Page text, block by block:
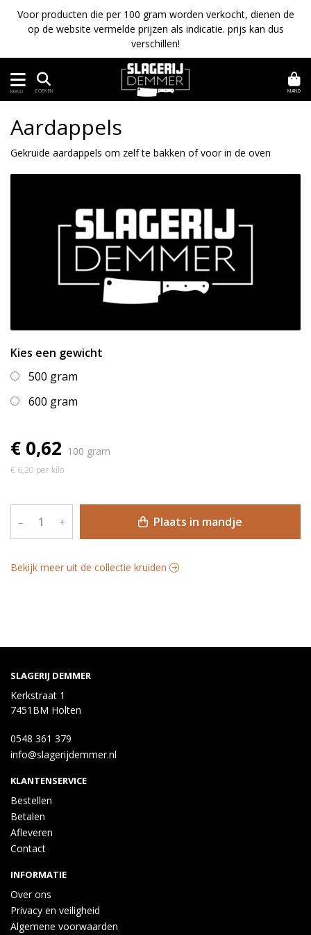
Voor producten die per 100 gram worden verkocht, dienen de
op de website vermelde prijzen als indicatie. prijs kan dus
verschillen!
MENU ZOEKEN MAND
Aardappels
Gekruide aardappels om zelf te bakken of voor in de oven
Kies een gewicht
500 gram
600 gram
€ 0,62 100 gram
€ 6,20 per kilo
– + Plaats in mandje
Bekijk meer uit de collectie kruiden
SLAGERIJ DEMMER
Kerkstraat 1
7451BM Holten
0548 361 379
info@slagerijdemmer.nl
KLANTENSERVICE
Bestellen
Betalen
Afleveren
Contact
INFORMATIE
Over ons
Privacy en veiligheid
Algemene voorwaarden